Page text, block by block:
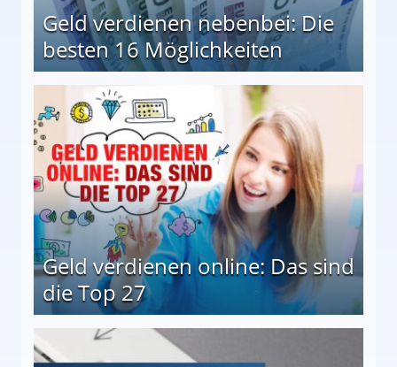
Geld verdienen nebenbei: Die
besten 16 Möglichkeiten
Geld verdienen online: Das sind
die Top 27